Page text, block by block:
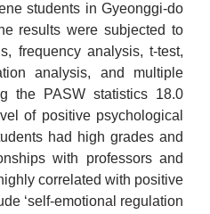
students in Gyeonggi-do
results were subjected to
frequency analysis, t-test,
analysis, and multiple
the PASW statistics 18.0
of positive psychological
had high grades and
with professors and
correlated with positive
‘self-emotional regulation